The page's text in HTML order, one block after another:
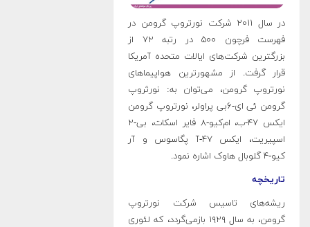
در سال ۲۰۱۱ شرکت نورتروپ گرومن در
فهرست فرچون ۵۰۰ در رتبه ۷۲ از
بزرگترین شرکت‌های ایالات متحده آمریکا
قرار گرفت. از مشهورترین هواپیماهای
نورتروپ گرومن، می‌توان به: نورثروپ
گرومن ئی ای-۶بی پراولر، نورتروپ گرومن
ایکس ۴۷-ب، ام‌کیو-۸ فایر اسکات، بی-۲
اسپیریت، ایکس ۴۷-آ پگاسوس و آر
کیو-۴ گلوبال هاوک اشاره نمود.
تاریخچه
ریشه‌های تاسیس شرکت نورتروپ
گرومن، به سال ۱۹۲۹ بازمی‌گردد، که لئوری